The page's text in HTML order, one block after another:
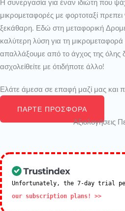
Η συνεργασία για έναν ιδιώτη που
μικρομεταφορές με φορτοταξί
ξεκάθαρη. Εδώ στη μεταφορική
καλύτερη λύση για τη
απαλλάξουμε από το άγχος της όλης
ασχολείθείτε με ότιδήποτε άλλο!
Ελάτε άμεσα σε επαφή μαζί μας και
τη μικρομεταφορά σας
ΠΆΡΤΕ ΠΡΟΣΦΟΡΆ
Αξιολογήσεις
Unfortunately, the 7-day trial
our subscription plans! >>